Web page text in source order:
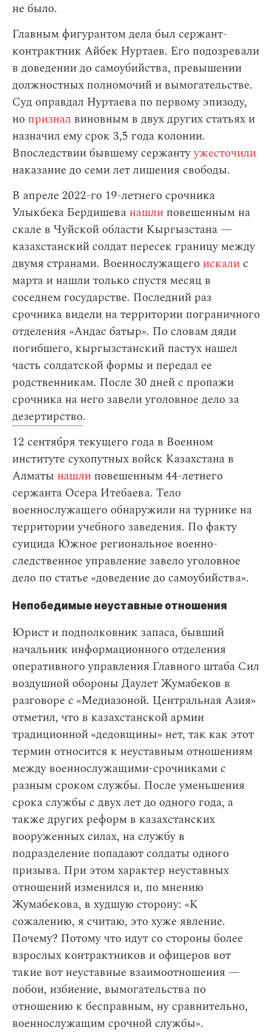
не было.
Главным фигурантом дела был сержант-
контрактник Айбек Нуртаев. Его подозревали
в доведении до самоубийства, превышении
должностных полномочий и вымогательстве.
Суд оправдал Нуртаева по первому эпизоду,
но признал виновным в двух других статьях и
назначил ему срок 3,5 года колонии.
Впоследствии бывшему сержантуужесточили
наказание до семи лет лишения свободы.
В апреле 2022-го 19-летнего срочника
Улыкбека Бердишева нашли повешенным на
скале в Чуйской области Кыргызстана —
казахстанский солдат пересек границу между
двумя странами. Военнослужащего искали с
марта и нашли только спустя месяц в
соседнем государстве. Последний раз
срочника видели на территории пограничного
отделения «Андас батыр». По словам дяди
погибшего, кыргызстанский пастух нашел
часть солдатской формы и передал ее
родственникам. После 30 дней с пропажи
срочника на него завели уголовное дело за
дезертирство.
12 сентября текущего года в Военном
институте сухопутных войск Казахстана в
Алматы нашли повешенным 44-летнего
сержанта Осера Итебаева. Тело
военнослужащего обнаружили на турнике на
территории учебного заведения. По факту
суицида Южное региональное военно-
следственное управление завело уголовное
дело по статье «доведение до самоубийства».
Непобедимые неуставные отношения
Юрист и подполковник запаса, бывший
начальник информационного отделения
оперативного управления Главного штаба Сил
воздушной обороны Даулет Жумабеков в
разговоре с «Медиазоной. Центральная Азия»
отметил, что в казахстанской армии
традиционной «дедовщины» нет, так как этот
термин относится к неуставным отношениям
между военнослужащими-срочниками с
разным сроком службы. После уменьшения
срока службы с двух лет до одного года, а
также других реформ в казахстанских
вооруженных силах, на службу в
подразделение попадают солдаты одного
призыва. При этом характер неуставных
отношений изменился и, по мнению
Жумабекова, в худшую сторону: «К
сожалению, я считаю, это хуже явление.
Почему? Потому что идут со стороны более
взрослых контрактников и офицеров вот
такие вот неуставные взаимоотношения —
побои, избиение, вымогательства по
отношению к бесправным, ну сравнительно,
военнослужащим срочной службы».